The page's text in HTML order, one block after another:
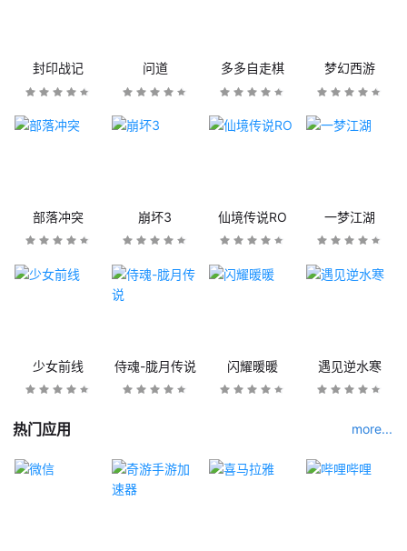
封印战记 问道 多多自走棋 梦幻西游
部落冲突 崩坏3 仙境传说RO 一梦江湖
少女前线 侍魂-胧月传说 闪耀暖暖 遇见逆水寒
热门应用 more...